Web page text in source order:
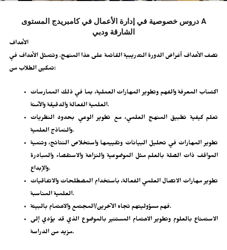
دروس خصوصية في إدارة الأعمال في كامبريدج المستوى A
الشارقة ودبي
الأهداف
تصف الأهداف أغراض الدورة التدريبية القائمة على هذا المنهج. وتتمثل الأهداف في
تمكين الطلاب من:
اكتساب المعرفة والفهم وتطوير المهارات العملية، بما في ذلك الممارسات
العلمية الفعالة والدقيقة والآمنة.
تعلم كيفية تطبيق المنهج العلمي، مع تطوير الوعي بحدود النظريات
والنماذج العلمية.
تطوير المهارات في تحليل البيانات وتقييمها واستخلاص النتائج، وتنمية
المواقف ذات الصلة بالعلم مثل الموضوعية والنزاهة والاستقصاء والمبادرة
والإبداع.
تطوير مهارات الاتصال العلمي الفعالة، باستخدام المصطلحات والاتفاقيات
العلمية المناسبة.
فهم مسؤوليتهم تجاه الآخرين/المجتمع والاهتمام بالبيئة.
الاستمتاع بالعلوم وتطوير الاهتمام المستنير بالموضوع الذي قد يؤدي إلى
مزيد من الدراسة.